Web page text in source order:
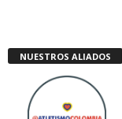
NUESTROS ALIADOS